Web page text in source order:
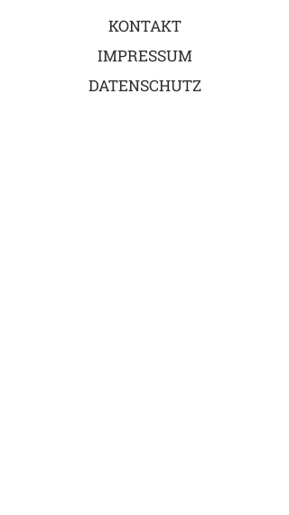
KONTAKT
IMPRESSUM
DATENSCHUTZ